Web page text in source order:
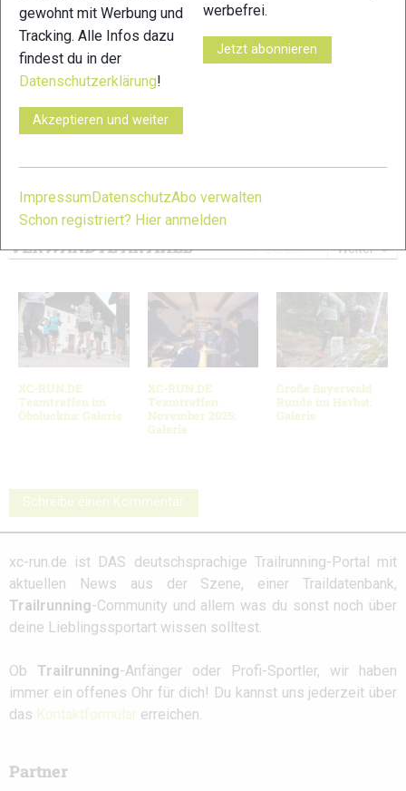
8
© Bilder 1 - 10: U.TLW 2021 / Benjamin Franz;
VERWANDTE ARTIKEL
XC-RUN.DE
Teamtreffen im
Öboluckna: Galerie
XC-RUN.DE
Teamtreffen
November 2025:
Galerie
Große Bayerwald
Runde im Herbst:
Galerie
Zurück Weiter
Schreibe einen Kommentar
xc-run.de ist DAS deutschsprachige Trailrunning-Portal mit
aktuellen News aus der Szene, einer Traildatenbank,
Trailrunning-Community und allem was du sonst noch über
deine Lieblingssportart wissen solltest.
Ob Trailrunning-Anfänger oder Profi-Sportler, wir haben
immer ein offenes Ohr für dich! Du kannst uns jederzeit über
das Kontaktformular erreichen.
Partner
gewohnt mit Werbung und
Tracking. Alle Infos dazu
findest du in der
Datenschutzerklärung!
Akzeptieren und weiter
werbefrei.
Jetzt abonnieren
Impressum DatenschutzAbo verwalten
Schon registriert? Hier anmelden